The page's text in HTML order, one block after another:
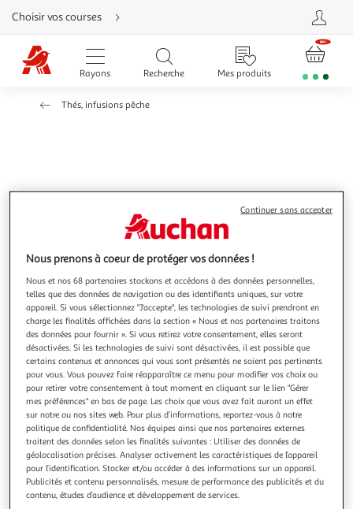
Aller
directement
au
contenu
Aller
directement
Aller
Choisir vos courses
Rayons Recherche Mes produits
Thés, infusions pêche
4.7 (15)
Vous voulez connaître le prix de ce produit ?
Afficher le prix
Nous prenons à coeur de protéger vos données !
Nous et nos 68 partenaires stockons et accédons à des données personnelles,
telles que des données de navigation ou des identifiants uniques, sur votre
appareil. Si vous sélectionnez "J'accepte", les technologies de suivi prendront en
charge les finalités affichées dans la section « Nous et nos partenaires traitons
des données pour fournir ». Si vous retirez votre consentement, elles seront
désactivées. Si les technologies de suivi sont désactivées, il est possible que
certains contenus et annonces qui vous sont présentés ne soient pas pertinents
pour vous. Vous pouvez faire réapparaître ce menu pour modifier vos choix ou
pour retirer votre consentement à tout moment en cliquant sur le lien "Gérer
mes préférences" en bas de page. Les choix que vous avez fait auront un effet
sur notre ou nos sites web. Pour plus d’informations, reportez-vous à notre
politique de confidentialité. Nos équipes ainsi que nos partenaires externes
traitent des données selon les finalités suivantes : Utiliser des données de
géolocalisation précises. Analyser activement les caractéristiques de l’appareil
pour l’identification. Stocker et/ou accéder à des informations sur un appareil.
Publicités et contenu personnalisés, mesure de performance des publicités et du
contenu, études d’audience et développement de services.
Continuer sans accepter